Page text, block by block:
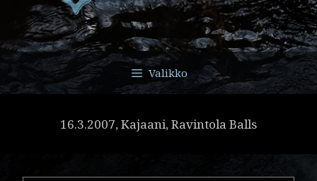
Valikko
16.3.2007, Kajaani, Ravintola Balls